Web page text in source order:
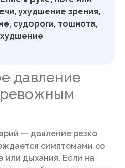
ухудшение зрения,
судороги, тошнота,
давление
— давление резко
симптомами со
или дыхания. Если на